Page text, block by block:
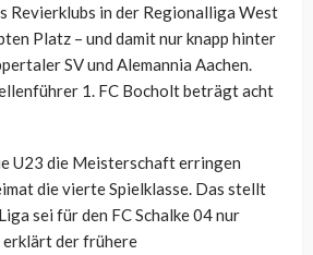
Revierklubs in der Regionalliga West
Platz – und damit nur knapp hinter
SV und Alemannia Aachen.
1. FC Bocholt beträgt acht
U23 die Meisterschaft erringen
die vierte Spielklasse. Das stellt
sei für den FC Schalke 04 nur
erklärt der frühere